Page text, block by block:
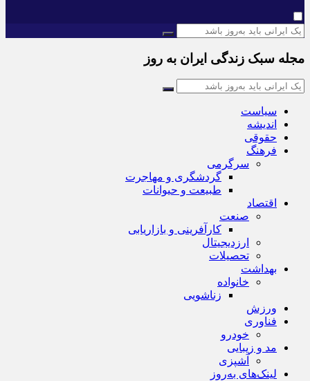
مجله سبک زندگی ایران به روز
سیاست
اندیشه
حقوقی
فرهنگ
سرگرمی
گردشگری و مهاجرت
طبیعت و حیوانات
اقتصاد
صنعت
کارآفرینی و بازاریابی
ارزدیجیتال
تحصیلات
بهداشت
خانواده
زناشویی
ورزش
فناوری
خودرو
مد و زیبایی
آشپزی
لینک‌های به‌روز